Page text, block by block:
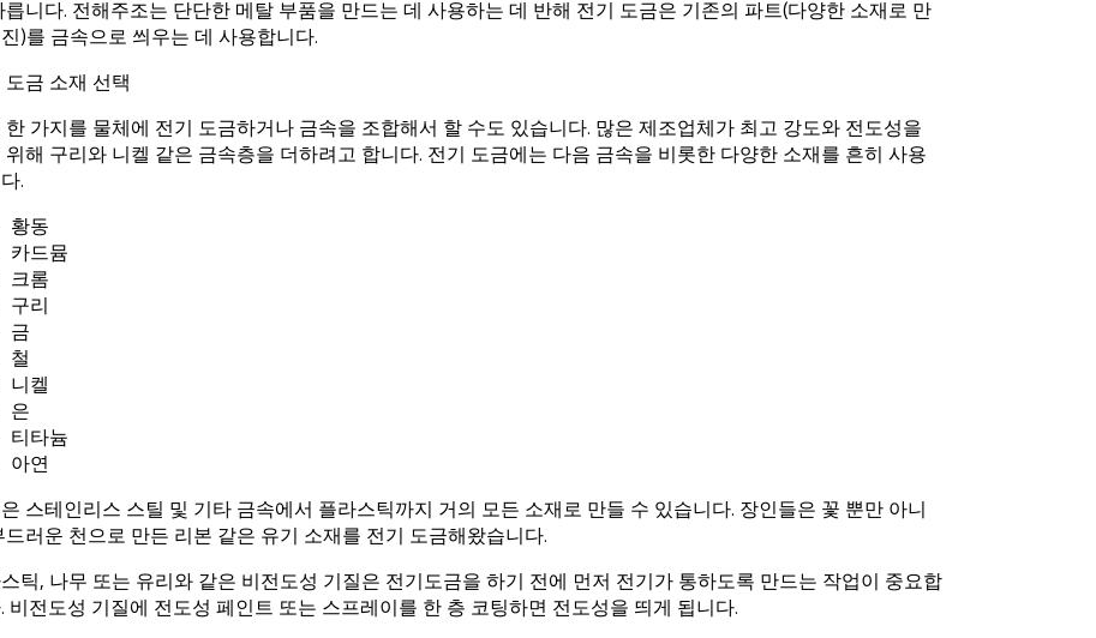
릅니다. 전해주조는 단단한 메탈 부품을 만드는 데 사용하는 데 반해 전기 도금은 기존의 파트(다양한 소재로 만
)를 금속으로 씌우는 데 사용합니다.
도금 소재 선택
한 가지를 물체에 전기 도금하거나 금속을 조합해서 할 수도 있습니다. 많은 제조업체가 최고 강도와 전도성을
위해 구리와 니켈 같은 금속층을 더하려고 합니다. 전기 도금에는 다음 금속을 비롯한 다양한 소재를 흔히 사용
.
황동
카드뮴
크롬
구리
금
철
니켈
은
티타늄
아연
스테인리스 스틸 및 기타 금속에서 플라스틱까지 거의 모든 소재로 만들 수 있습니다. 장인들은 꽃 뿐만 아니
드러운 천으로 만든 리본 같은 유기 소재를 전기 도금해왔습니다.
틱, 나무 또는 유리와 같은 비전도성 기질은 전기도금을 하기 전에 먼저 전기가 통하도록 만드는 작업이 중요합
비전도성 기질에 전도성 페인트 또는 스프레이를 한 층 코팅하면 전도성을 띄게 됩니다.